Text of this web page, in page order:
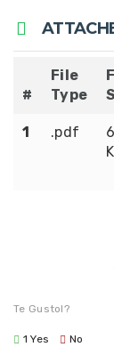
#
File
Type
1 .pdf
Te Gustol?
1Yes No